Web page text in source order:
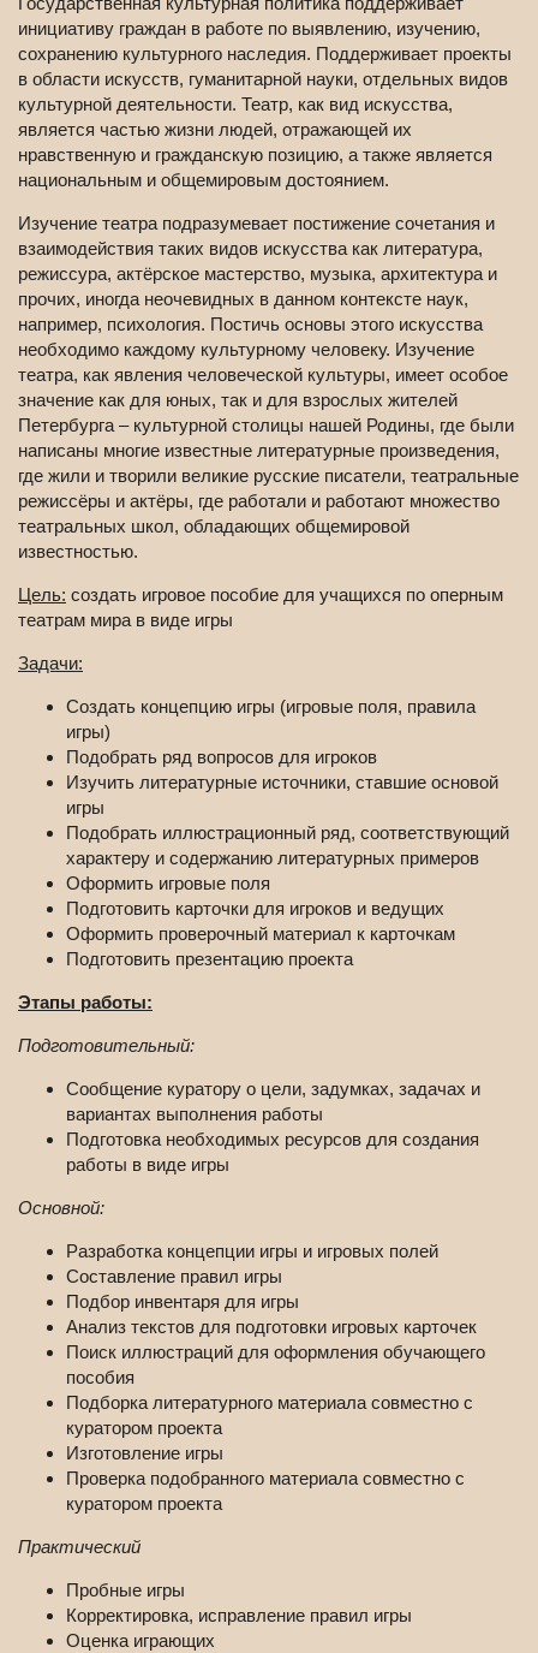
инициативу граждан в работе по выявлению, изучению,
сохранению культурного наследия. Поддерживает проекты
в области искусств, гуманитарной науки, отдельных видов
культурной деятельности. Театр, как вид искусства,
является частью жизни людей, отражающей их
нравственную и гражданскую позицию, а также является
национальным и общемировым достоянием.
Изучение театра подразумевает постижение сочетания и
взаимодействия таких видов искусства как литература,
режиссура, актёрское мастерство, музыка, архитектура и
прочих, иногда неочевидных в данном контексте наук,
например, психология. Постичь основы этого искусства
необходимо каждому культурному человеку. Изучение
театра, как явления человеческой культуры, имеет особое
значение как для юных, так и для взрослых жителей
Петербурга – культурной столицы нашей Родины, где были
написаны многие известные литературные произведения,
где жили и творили великие русские писатели, театральные
режиссёры и актёры, где работали и работают множество
театральных школ, обладающих общемировой
известностью.
Цель: создать игровое пособие для учащихся по оперным
театрам мира в виде игры
Задачи:
Создать концепцию игры (игровые поля, правила
игры)
Подобрать ряд вопросов для игроков
Изучить литературные источники, ставшие основой
игры
Подобрать иллюстрационный ряд, соответствующий
характеру и содержанию литературных примеров
Оформить игровые поля
Подготовить карточки для игроков и ведущих
Оформить проверочный материал к карточкам
Подготовить презентацию проекта
Этапы работы:
Подготовительный:
Сообщение куратору о цели, задумках, задачах и
вариантах выполнения работы
Подготовка необходимых ресурсов для создания
работы в виде игры
Основной:
Разработка концепции игры и игровых полей
Составление правил игры
Подбор инвентаря для игры
Анализ текстов для подготовки игровых карточек
Поиск иллюстраций для оформления обучающего
пособия
Подборка литературного материала совместно с
куратором проекта
Изготовление игры
Проверка подобранного материала совместно с
куратором проекта
Практический
Пробные игры
Корректировка, исправление правил игры
Оценка играющих